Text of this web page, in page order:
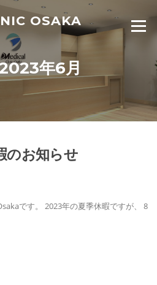
OSAKA Menu
年6月
のお知らせ
です。 2023年の夏季休暇ですが、 8